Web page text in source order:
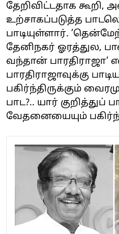
தேறிவிட்டதாக கூறி,
உற்சாகப்படுத்த
பாடியுள்ளார்.
தேனிநகர் ஓரத்துல,
வந்தான் பாரதிராஜா’
பாரதிராஜாவுக்கு
பகிர்ந்திருக்கும்
பாட?.. யார் குறித்துப்
வேதனையையும்